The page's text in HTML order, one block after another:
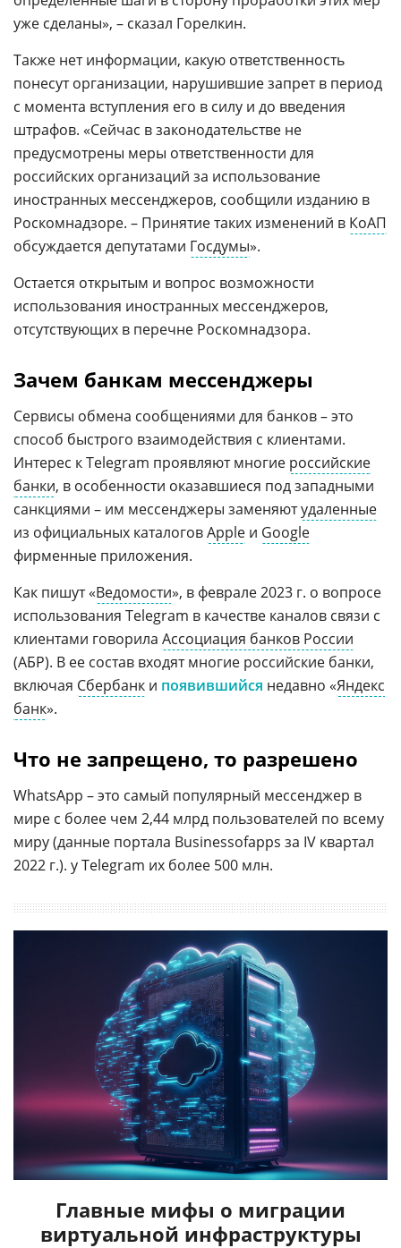
уже сделаны», – сказал Горелкин.
Также нет информации, какую ответственность
понесут организации, нарушившие запрет в период
с момента вступления его в силу и до введения
штрафов. «Сейчас в законодательстве не
предусмотрены меры ответственности для
российских организаций за использование
иностранных мессенджеров, сообщили изданию в
Роскомнадзоре. – Принятие таких изменений в КоАП
обсуждается депутатами Госдумы».
Остается открытым и вопрос возможности
использования иностранных мессенджеров,
отсутствующих в перечне Роскомнадзора.
Зачем банкам мессенджеры
Сервисы обмена сообщениями для банков – это
способ быстрого взаимодействия с клиентами.
Интерес к Telegram проявляют многие российские
банки, в особенности оказавшиеся под западными
санкциями – им мессенджеры заменяютудаленные
из официальных каталоговApple и Google
фирменные приложения.
Как пишут «Ведомости», в феврале 2023 г. о вопросе
использования Telegram в качестве каналов связи с
клиентами говорила Ассоциация банков России
(АБР). В ее состав входят многие российские банки,
включая Сбербанк и появившийся недавно «Яндекс
банк».
Что не запрещено, то разрешено
WhatsApp – это самый популярный мессенджер в
мире с более чем 2,44 млрд пользователей по всему
миру (данные портала Businessofapps за IV квартал
2022 г.). у Telegram их более 500 млн.
Главные мифы о миграции
виртуальной инфраструктуры